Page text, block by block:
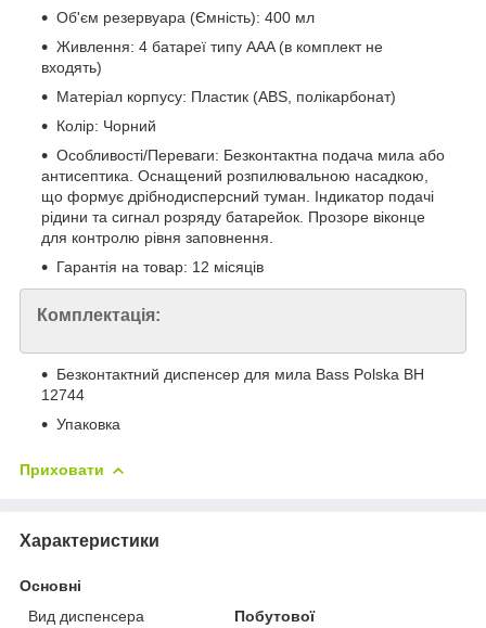
Об'єм резервуара (Ємність): 400 мл
Живлення: 4 батареї типу AAA (в комплект не
входять)
Матеріал корпусу: Пластик (ABS, полікарбонат)
Колір: Чорний
Особливості/Переваги: Безконтактна подача мила або
антисептика. Оснащений розпилювальною насадкою,
що формує дрібнодисперсний туман. Індикатор подачі
рідини та сигнал розряду батарейок. Прозоре віконце
для контролю рівня заповнення.
Гарантія на товар: 12 місяців
Комплектація:
Безконтактний диспенсер для мила Bass Polska BH
12744
Упаковка
Приховати
Характеристики
Основні
Вид диспенсера
Побутової